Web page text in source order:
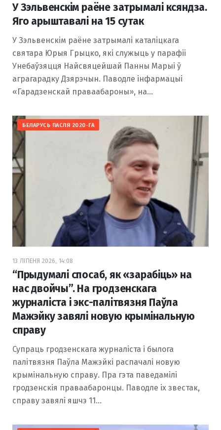
У Зэльвенскім раёне затрымалі ксяндза.
Яго арыштавалі на 15 сутак
У Зэльвенскім раёне затрымалі каталіцкага
святара Юрыя Грыцко, які служыць у парафіі
Унебаўзяцця Найсвяцейшай Панны Марыі ў
аграгарадку Дзярэчын. Паводле інфармацыі
«Гарадзенскай праваабароны», на…
БЕЛАРУСЬ ПАСЛЯ 2020-ГА
13 ЛІПЕНЯ 2026, 14:08
“Прыдумалі спосаб, як «зарабіць» на
нас двойчы”. На гродзенскага
журналіста і экс-палітвязня Паўла
Мажэйку завялі новую крымінальную
справу
Супраць гродзенскага журналіста і былога
палітвязня Паўла Мажэйкі распачалі новую
крымінальную справу. Пра гэта паведамілі
гродзенскія праваабаронцы. Паводле іх звестак,
справу завялі яшчэ 11…